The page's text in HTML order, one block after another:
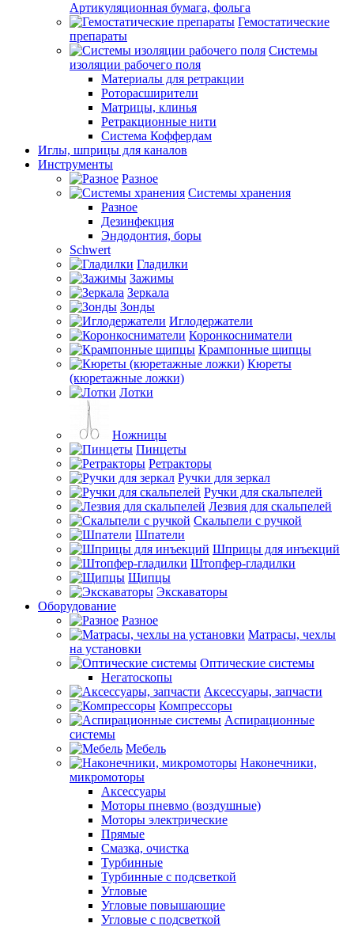
Артикуляционная бумага, фольга
Гемостатические
препараты
Системы
изоляции рабочего поля
Материалы для ретракции
Роторасширители
Матрицы, клинья
Ретракционные нити
Система Коффердам
Иглы, шприцы для каналов
Инструменты
Разное
Системы хранения
Разное
Дезинфекция
Эндодонтия, боры
Schwert
Гладилки
Зажимы
Зеркала
Зонды
Иглодержатели
Коронкосниматели
Крампонные щипцы
Кюреты
(кюретажные ложки)
Лотки
Ножницы
Пинцеты
Ретракторы
Ручки для зеркал
Ручки для скальпелей
Лезвия для скальпелей
Скальпели с ручкой
Шпатели
Шприцы для инъекций
Штопфер-гладилки
Щипцы
Экскаваторы
Оборудование
Разное
Матрасы, чехлы
на установки
Оптические системы
Негатоскопы
Аксессуары, запчасти
Компрессоры
Аспирационные
системы
Мебель
Наконечники,
микромоторы
Аксессуары
Моторы пневмо (воздушные)
Моторы электрические
Прямые
Смазка, очистка
Турбинные
Турбинные с подсветкой
Угловые
Угловые повышающие
Угловые с подсветкой